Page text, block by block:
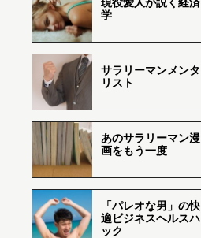
学
サラリーマンメンタ
リスト
あのサラリーマン漫
画をもう一度
「パレオな男」の快
適ビジネスヘルスハ
ック